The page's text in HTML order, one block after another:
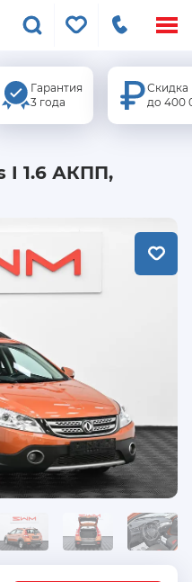
Гарантия
3 года
Скидка
до 400
I 1.6 АКПП,